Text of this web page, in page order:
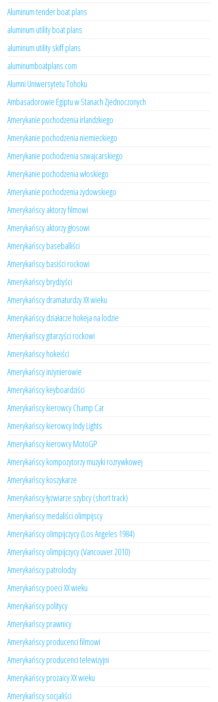
Aluminum tender boat plans
aluminum utility boat plans
aluminum utility skiff plans
aluminumboatplans.com
Alumni Uniwersytetu Tohoku
Ambasadorowie Egiptu w Stanach Zjednoczonych
Amerykanie pochodzenia irlandzkiego
Amerykanie pochodzenia niemieckiego
Amerykanie pochodzenia szwajcarskiego
Amerykanie pochodzenia włoskiego
Amerykanie pochodzenia żydowskiego
Amerykańscy aktorzy filmowi
Amerykańscy aktorzy głosowi
Amerykańscy baseballiści
Amerykańscy basiści rockowi
Amerykańscy brydżyści
Amerykańscy dramaturdzy XX wieku
Amerykańscy działacze hokeja na lodzie
Amerykańscy gitarzyści rockowi
Amerykańscy hokeiści
Amerykańscy inżynierowie
Amerykańscy keyboardziści
Amerykańscy kierowcy Champ Car
Amerykańscy kierowcy Indy Lights
Amerykańscy kierowcy MotoGP
Amerykańscy kompozytorzy muzyki rozrywkowej
Amerykańscy koszykarze
Amerykańscy łyżwiarze szybcy (short track)
Amerykańscy medaliści olimpijscy
Amerykańscy olimpijczycy (Los Angeles 1984)
Amerykańscy olimpijczycy (Vancouver 2010)
Amerykańscy patrolodzy
Amerykańscy poeci XX wieku
Amerykańscy politycy
Amerykańscy prawnicy
Amerykańscy producenci filmowi
Amerykańscy producenci telewizyjni
Amerykańscy prozaicy XX wieku
Amerykańscy socjaliści